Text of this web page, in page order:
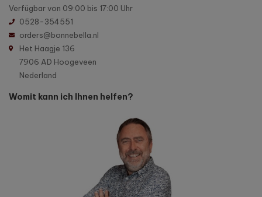
Verfügbar von 09:00 bis 17:00 Uhr
0528-354551
orders@bonnebella.nl
Het Haagje 136
7906 AD Hoogeveen
Nederland
Womit kann ich Ihnen helfen?